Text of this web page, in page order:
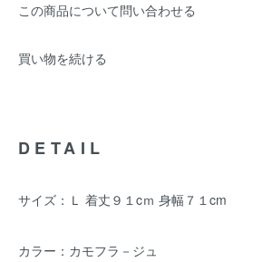
この商品について問い合わせる
買い物を続ける
DETAIL
サイズ：Ｌ 着丈９１cｍ 身幅７１cm
カラー：カモフラ－ジュ